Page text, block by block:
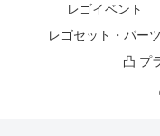
レゴイベント
レゴセット・パーツ
凸 プ